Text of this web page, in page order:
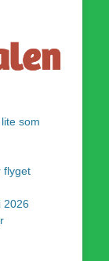
som
flyget
2026